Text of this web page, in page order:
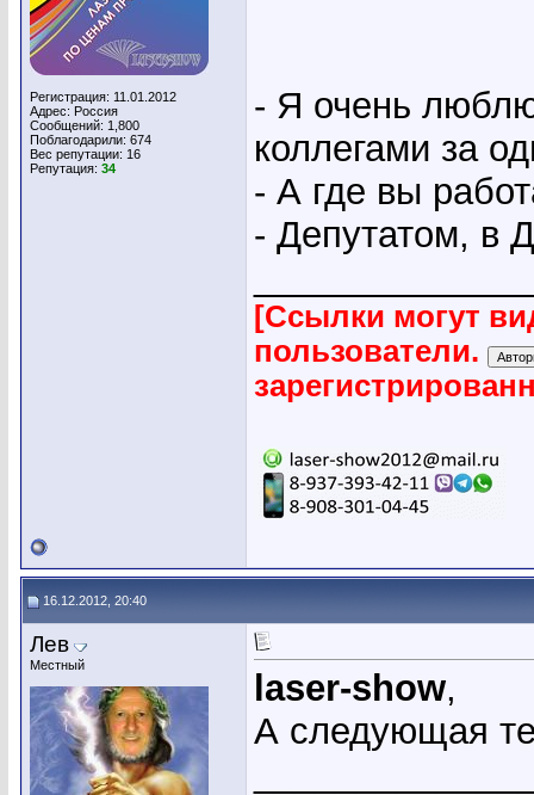
Регистрация: 11.01.2012
Адрес: Россия
Сообщений: 1,800
Поблагодарили: 674
Вес репутации: 16
Репутация: 34
- Я очень
коллегами за
- А где вы
- Депутатом, в
[Ссылки могут
пользователи.
16.12.2012, 20:40
Лев
Местный
laser-show,
А следующая